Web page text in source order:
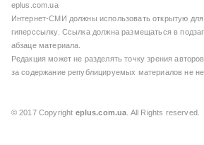
eplus.com.ua
Интернет-СМИ должны использовать открытую
гиперссылку. Ссылка должна размещаться в
абзаце материала.
Редакция может не разделять точку зрения
за содержание републицируемых материалов не
© 2017 Copyright eplus.com.ua . All Rights reserved.